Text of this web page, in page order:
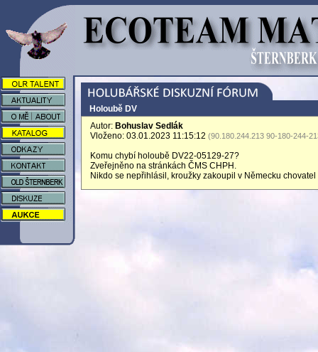
Holoubě DV
Autor: Bohuslav Sedlák
Vloženo: 03.01.2023 11:15:12 (90.180.244.213 90-180-244-
Komu chybí holoubě DV22-05129-27?
Zveřejněno na stránkách ČMS CHPH.
Nikdo se nepřihlásil, kroužky zakoupil v Německu chovatel